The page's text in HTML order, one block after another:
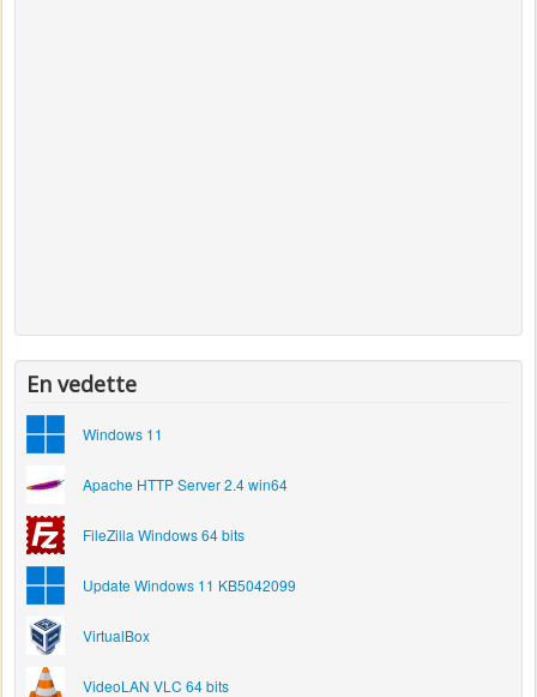
En vedette
Windows 11
Apache HTTP Server 2.4 win64
FileZilla Windows 64 bits
Update Windows 11 KB5042099
VirtualBox
VideoLAN VLC 64 bits